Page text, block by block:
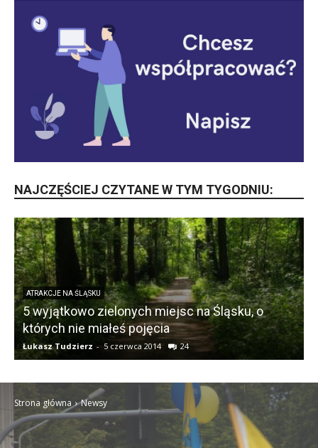
NAJCZĘŚCIEJ CZYTANE W TYM TYGODNIU:
ATRAKCJE NA ŚLĄSKU
5 wyjątkowo zielonych miejsc na Śląsku, o
których nie miałeś pojęcia
Łukasz Tudzierz - 5 czerwca 2014 24